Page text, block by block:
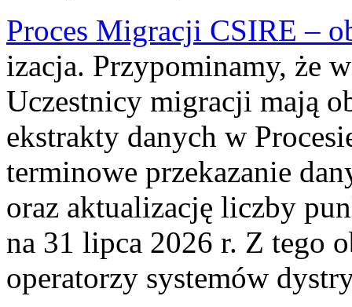
Proces Migracji CSIRE –
izacja. Przypominamy, że
Uczestnicy migracji mają
ekstrakty danych w
terminowe przekazanie
oraz aktualizację liczby
na 31 lipca 2026 r. Z tego
operatorzy systemów